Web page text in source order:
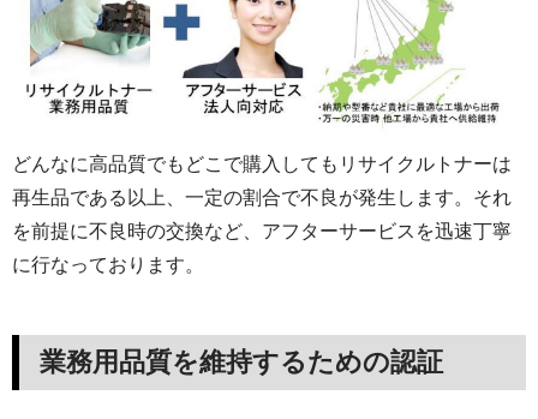
どんなに高品質でもどこで購入してもリサイクルトナーは
再生品である以上、一定の割合で不良が発生します。それ
を前提に不良時の交換など、アフターサービスを迅速丁寧
に行なっております。
業務用品質を維持するための認証